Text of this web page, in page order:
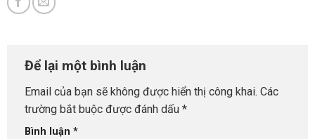
Để lại một bình luận
Email của bạn sẽ không được hiển thị công khai. Các
trường bắt buộc được đánh dấu *
Bình luận *